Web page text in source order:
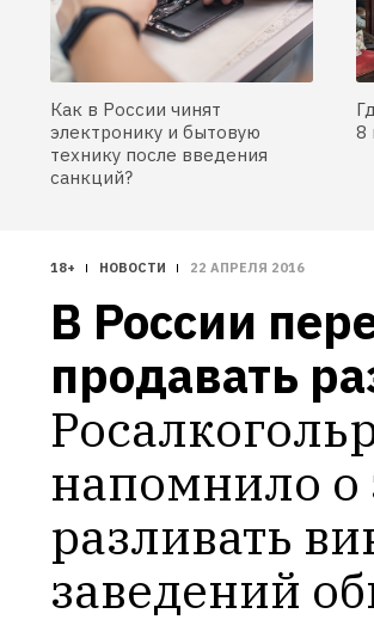
Как в России чинят
электронику и бытовую
технику после введения
санкций?
8
18+ НОВОСТИ 22 АПРЕЛЯ 2016
В России
продавать
напомнило о
разливать
заведений